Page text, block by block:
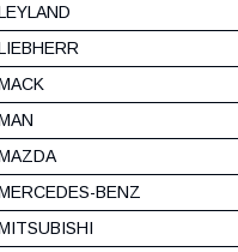
BENZ